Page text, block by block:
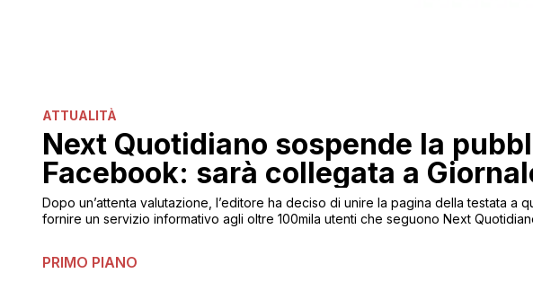
ATTUALITÀ
Next Quotidiano sospende la
Facebook: sarà collegata a
Dopo un’attenta valutazione, l’editore ha deciso di unire la pagina della testata a
fornire un servizio informativo agli oltre 100mila utenti che seguono Next
PRIMO PIANO